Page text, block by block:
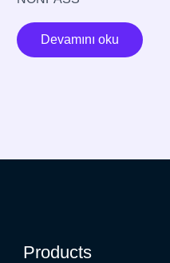
Devamını oku
Products